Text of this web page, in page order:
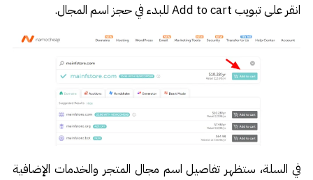
انقر على تبويب Add to cart للبدء في حجز اسم المجال.
في السلة، ستظهر تفاصيل اسم مجال المتجر والخدمات الإضافية